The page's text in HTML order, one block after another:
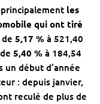
les
qui ont tiré
5,17 % à 521,40
5,40 % à 184,54
un début d’année
: depuis janvier,
reculé de plus de